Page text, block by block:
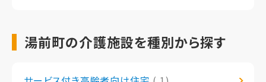
湯前町の介護施設を種別から探す